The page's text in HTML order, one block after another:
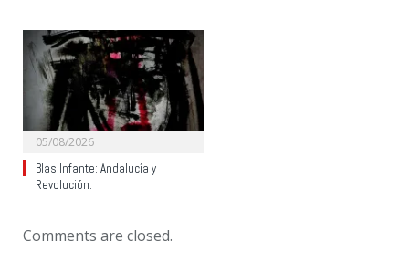
05/08/2026
Blas Infante: Andalucía y
Revolución.
Comments are closed.